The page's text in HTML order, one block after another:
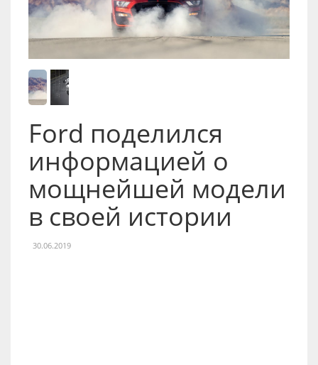
Ford поделился
информацией о
мощнейшей модели
в своей истории
30.06.2019